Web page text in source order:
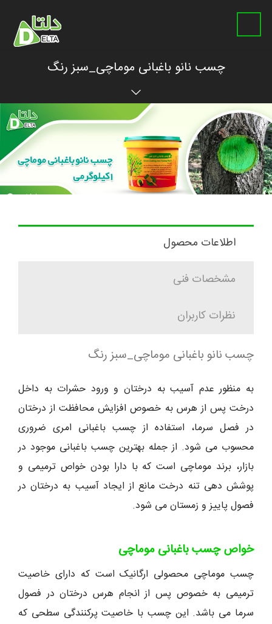
چسب نانو باغبانی موماچی_سبز رنگ
اطلاعات محصول
مشخصات فنی
نظرات کاربران
چسب نانو باغبانی موماچی_سبز رنگ
به منظور عدم آسیب به درختان و ورود حشرات به داخل
درخت پس از هرس به خصوص افزایش محافظت از درختان
در فصل سرما، استفاده از چسب باغبانی امری ضروری
محسوب می شود. از جمله بهترین چسب باغبانی موجود در
بازار، برند موماچی است که با دارا بودن خواص ترمیمی و
پوشش دهی تنه درخت مانع از ایجاد آسیب به درختان در
فصول پاییز و زمستان می شود.
خواص چسب باغبانی موماچی
چسب موماچی محصولی ارگانیک است که دارای خاصیت
ترمیمی به خصوص پس از انجام هرس درختان در فصول
سرما می باشد. این چسب با خاصیت پرکنندگی سطحی که